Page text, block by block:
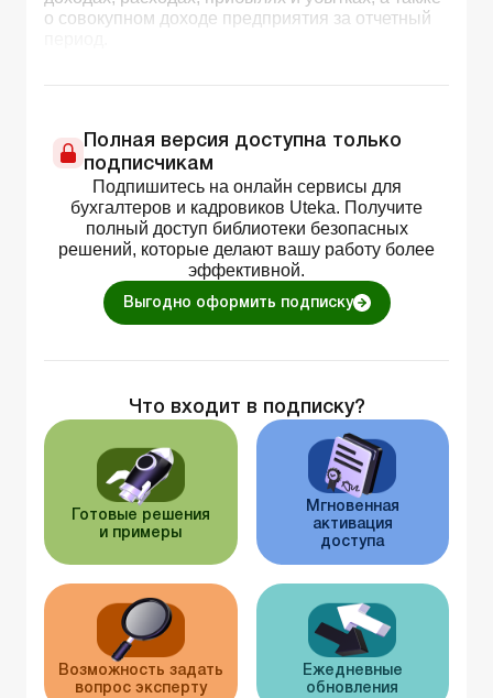
о совокупном доходе предприятия за отчетный
Полная версия доступна только
подписчикам
Подпишитесь на онлайн сервисы для
бухгалтеров и кадровиков Uteka. Получите
полный доступ библиотеки безопасных
решений, которые делают вашу работу более
эффективной.
Выгодно оформить подписку
Что входит в подписку?
Готовые решения
и примеры
Мгновенная
активация
доступа
Возможность задать
вопрос эксперту
Ежедневные
обновления